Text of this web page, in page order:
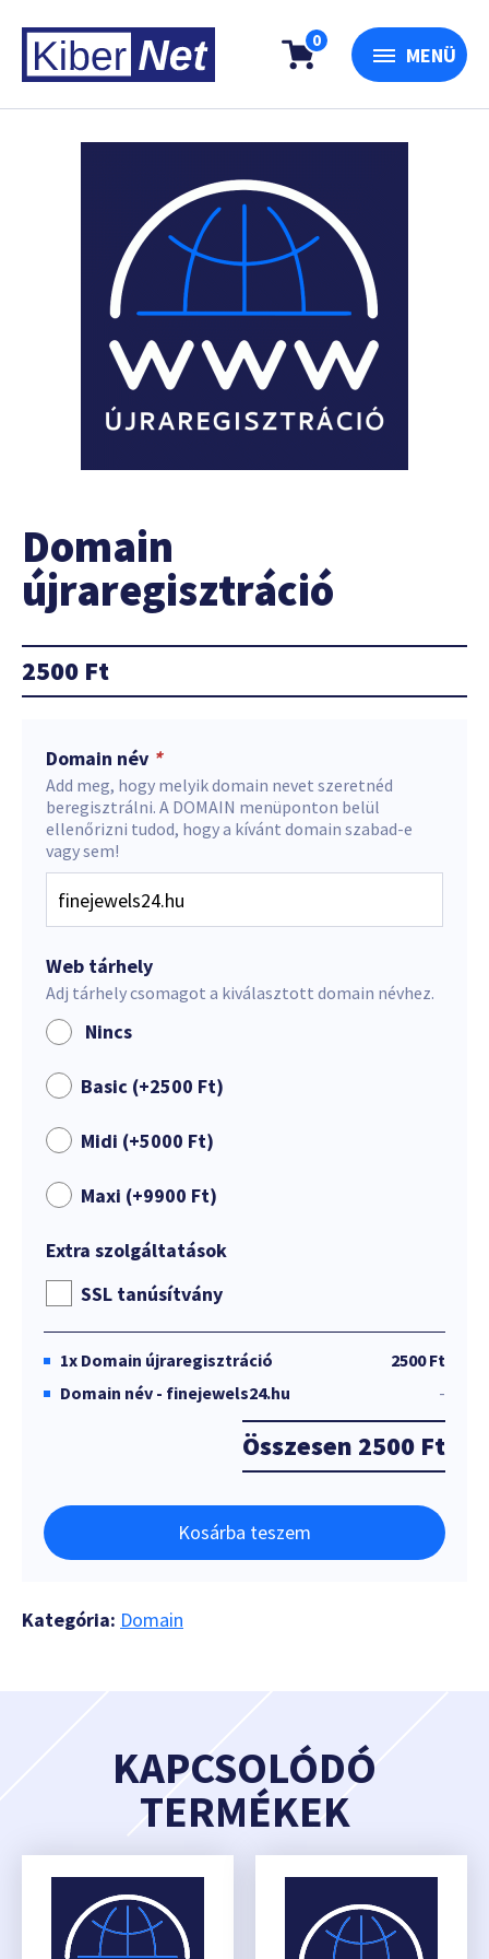
0
MENÜ
Domain
újraregisztráció
2500 Ft
Domain név *
Add meg, hogy melyik domain nevet szeretnéd
beregisztrálni. A DOMAIN menüponton belül
ellenőrizni tudod, hogy a kívánt domain szabad-e
vagy sem!
Web tárhely
Adj tárhely csomagot a kiválasztott domain névhez.
Nincs
Basic (+2500 Ft)
Midi (+5000 Ft)
Maxi (+9900 Ft)
Extra szolgáltatások
SSL tanúsítvány
1x Domain újraregisztráció
2500 Ft
Domain név - finejewels24.hu
-
Összesen 2500 Ft
Kosárba teszem
Kategória: Domain
KAPCSOLÓDÓ
TERMÉKEK